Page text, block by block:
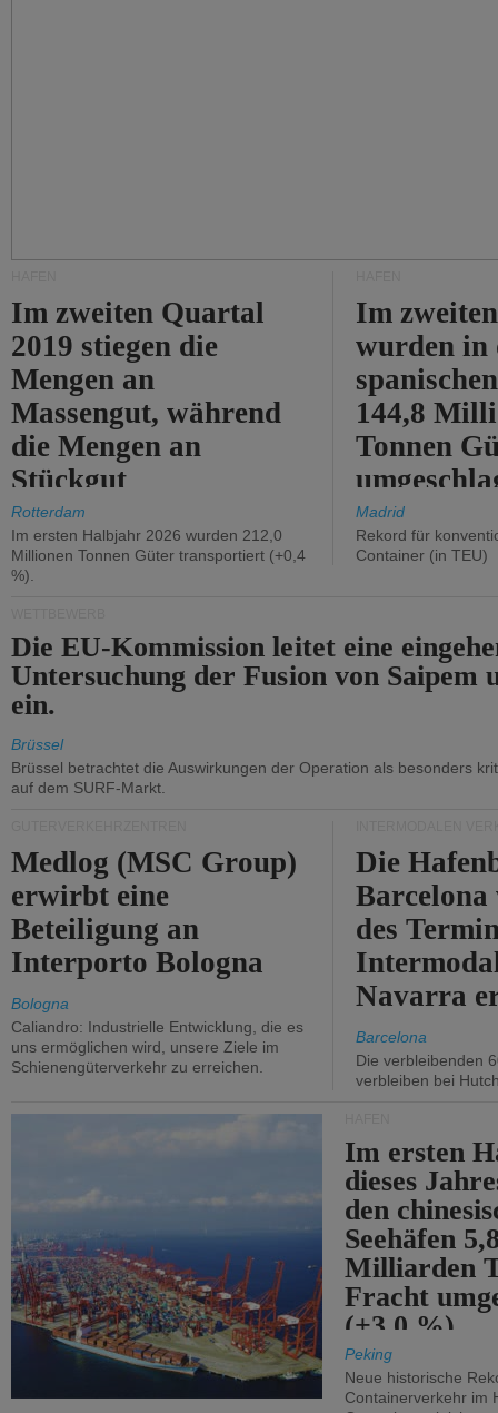
Im zweiten Quartal
2019 stiegen die
Mengen an
Massengut, während
die Mengen an
Stückgut
zurückgingen.
Rotterdam
Im ersten Halbjahr 2026 wurden 212,0
Millionen Tonnen Güter transportiert (+0,4
%).
Im
wurden in
144,8
Tonnen
%).
Madrid
Rekord für
Container (in TEU)
Die EU-Kommission leitet eine
Untersuchung der Fusion von Saipem
ein.
Brüssel
Brüssel betrachtet die Auswirkungen der Operation als besonders
auf dem SURF-Markt.
Medlog (MSC Group)
erwirbt eine
Beteiligung an
Interporto Bologna
Bologna
Caliandro: Industrielle Entwicklung, die es
uns ermöglichen wird, unsere Ziele im
Schienengüterverkehr zu erreichen.
Die
des
Navarra
Barcelona
Die verbleibenden
verbleiben bei
Im ersten
dieses
den
Seehäfen
Milliarden
Fracht
(+3,0 %).
Peking
Neue historische
Containerverkehr im